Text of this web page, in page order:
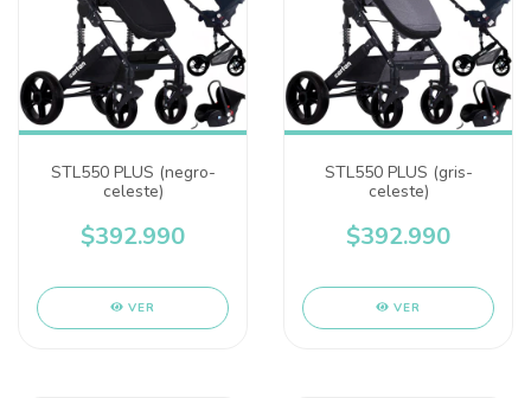
STL550 PLUS (negro-
celeste)
$392.990
VER
STL550 PLUS (gris-
celeste)
$392.990
VER